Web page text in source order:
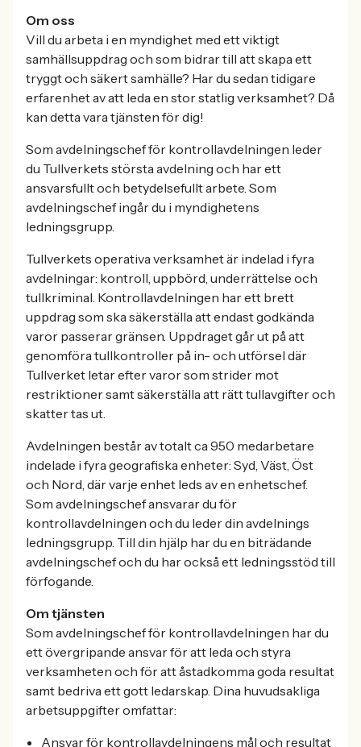
Om oss
Vill du arbeta i en myndighet med ett viktigt
samhällsuppdrag och som bidrar till att skapa ett
tryggt och säkert samhälle? Har du sedan tidigare
erfarenhet av att leda en stor statlig verksamhet? Då
kan detta vara tjänsten för dig!
Som avdelningschef för kontrollavdelningen leder
du Tullverkets största avdelning och har ett
ansvarsfullt och betydelsefullt arbete. Som
avdelningschef ingår du i myndighetens
ledningsgrupp.
Tullverkets operativa verksamhet är indelad i fyra
avdelningar: kontroll, uppbörd, underrättelse och
tullkriminal. Kontrollavdelningen har ett brett
uppdrag som ska säkerställa att endast godkända
varor passerar gränsen. Uppdraget går ut på att
genomföra tullkontroller på in- och utförsel där
Tullverket letar efter varor som strider mot
restriktioner samt säkerställa att rätt tullavgifter och
skatter tas ut.
Avdelningen består av totalt ca 950 medarbetare
indelade i fyra geografiska enheter: Syd, Väst, Öst
och Nord, där varje enhet leds av en enhetschef.
Som avdelningschef ansvarar du för
kontrollavdelningen och du leder din avdelnings
ledningsgrupp. Till din hjälp har du en biträdande
avdelningschef och du har också ett ledningsstöd till
förfogande.
Om tjänsten
Som avdelningschef för kontrollavdelningen har du
ett övergripande ansvar för att leda och styra
verksamheten och för att åstadkomma goda resultat
samt bedriva ett gott ledarskap. Dina huvudsakliga
arbetsuppgifter omfattar:
Ansvar för kontrollavdelningens mål och resultat